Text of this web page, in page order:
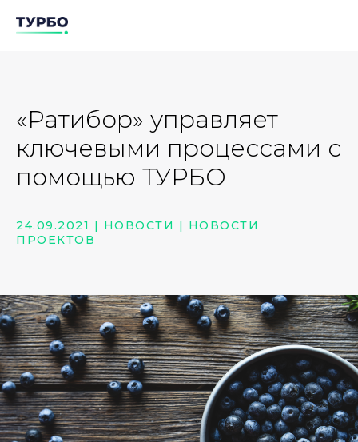
«Ратибор» управляет
ключевыми процессами с
помощью ТУРБО
24.09.2021 | НОВОСТИ | НОВОСТИ
ПРОЕКТОВ